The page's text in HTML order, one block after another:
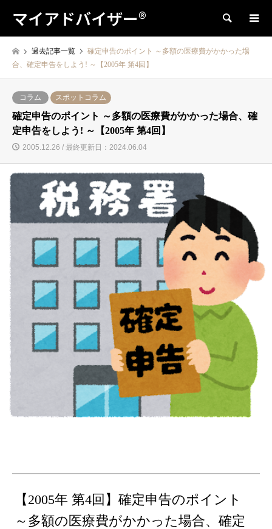
マイアドバイザー® 検索
過去記事一覧
確定申告のポイント ～多額の医療費がかかった場
合、確定申告をしよう! ～【2005年 第4回】
コラム スポットコラム
確定申告のポイント ～多額の医療費がかかった場合、確
定申告をしよう! ～【2005年 第4回】
2005.12.26 / 最終更新日：2024.06.04
【2005年 第4回】確定申告のポイント
～多額の医療費がかかった場合、確定